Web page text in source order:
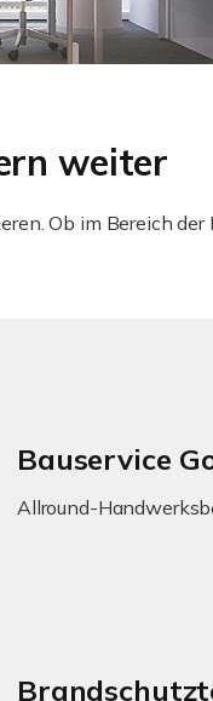
weiter
Ob im Bereich der
Bauservice
Allround-